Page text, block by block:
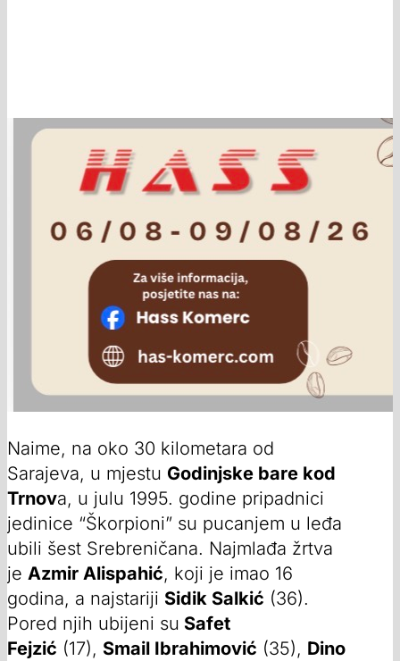
Naime, na oko 30 kilometara od
Sarajeva, u mjestu Godinjske bare kod
Trnova, u julu 1995. godine pripadnici
jedinice “Škorpioni” su pucanjem u leđa
ubili šest Srebreničana. Najmlađa žrtva
je Azmir Alispahić, koji je imao 16
godina, a najstariji Sidik Salkić (36).
Pored njih ubijeni su Safet
Fejzić (17), Smail Ibrahimović (35), Dino